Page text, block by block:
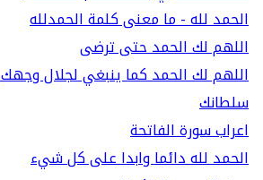
الحمد لله - ما معنى كلمة الحمدلله
اللهم لك الحمد حتى ترضى
اللهم لك الحمد كما ينبغي لجلال
سلطانك
اعراب سورة الفاتحة
الحمد لله دائما وابدا على كل شيء